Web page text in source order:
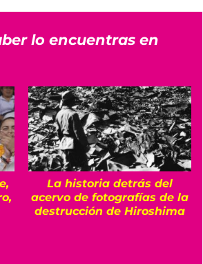
lo encuentras en
La historia detrás del
acervo de fotografías de la
destrucción de Hiroshima